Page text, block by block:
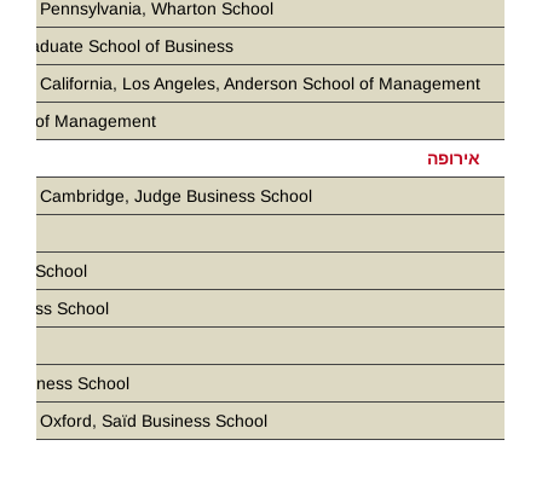
of Pennsylvania, Wharton School
Graduate School of Business
of California, Los Angeles, Anderson School of Management
of Management
אירופה
of Cambridge, Judge Business School
School
School
School
of Oxford, Saïd Business School